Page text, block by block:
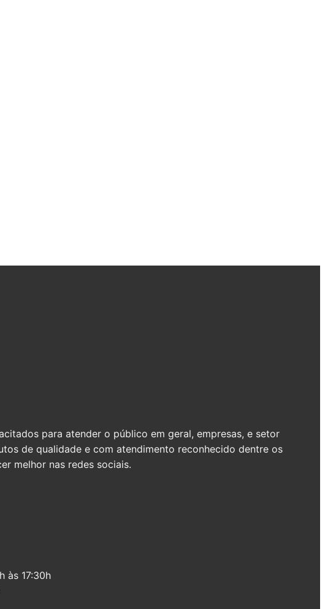
para atender o público em geral, empresas, e setor
de qualidade e com atendimento reconhecido dentre os
melhor nas redes sociais.
às 17:30h